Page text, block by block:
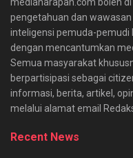
pengetahuan dan
inteligensi pemuda-pemudi
dengan mencantumkan
Semua masyarakat
berpartisipasi sebagai
informasi, berita, artikel,
melalui alamat email
Recent News